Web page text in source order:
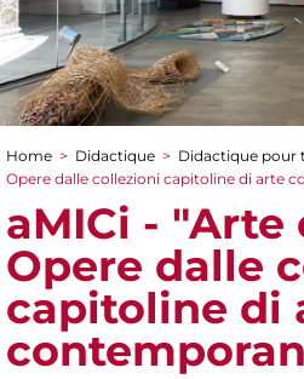
You are here
Home > Didactique > Didactique pour
Opere dalle collezioni capitoline di arte
aMICi - "Arte
Opere dalle
capitoline di